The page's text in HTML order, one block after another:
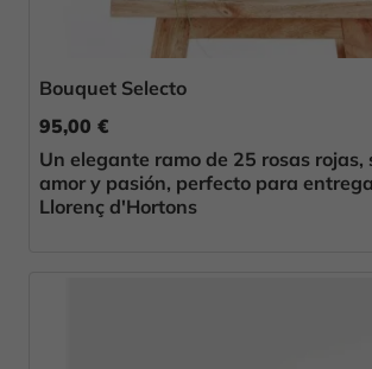
Bouquet Selecto
95,00 €
Un elegante ramo de 25 rosas rojas,
amor y pasión, perfecto para
Llorenç d'Hortons